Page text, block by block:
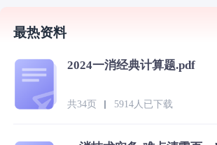
最热资料
2024一消经典计算题.pdf
共34页 5914人已下载